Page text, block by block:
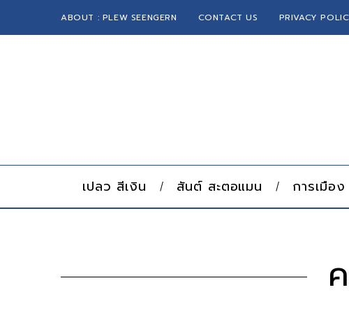
ABOUT : PLEW SEENGERN CONTACT US PRIVACY
เปลว สีเงิน สันต์ สะตอแมน การเมือง